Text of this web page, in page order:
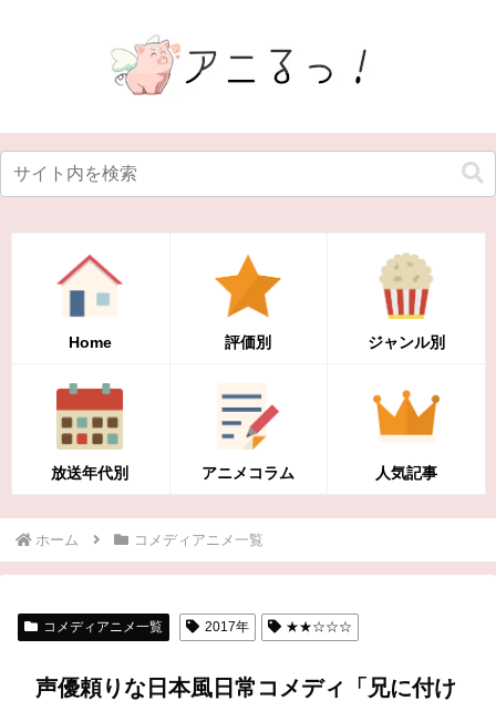
Home 評価別 ジャンル別
放送年代別 アニメコラム 人気記事
ホーム コメディアニメ一覧
コメディアニメ一覧 2017年 ★★☆☆☆
声優頼りな日本風日常コメディ「兄に付け